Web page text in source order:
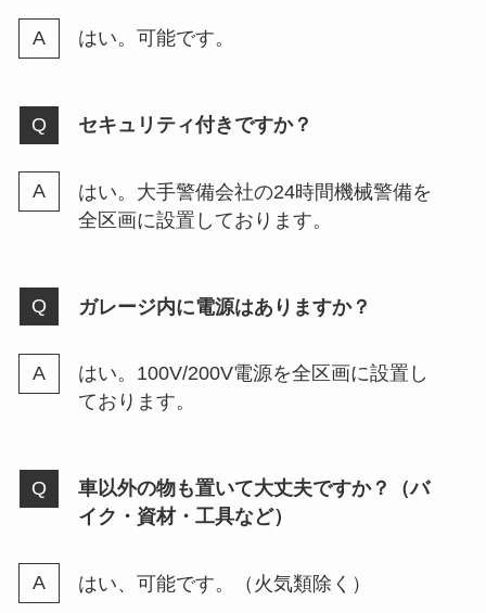
はい。可能です。
セキュリティ付きですか？
はい。大手警備会社の24時間機械警備を
全区画に設置しております。
ガレージ内に電源はありますか？
はい。100V/200V電源を全区画に設置し
ております。
車以外の物も置いて大丈夫ですか？（バ
イク・資材・工具など）
はい、可能です。（火気類除く）